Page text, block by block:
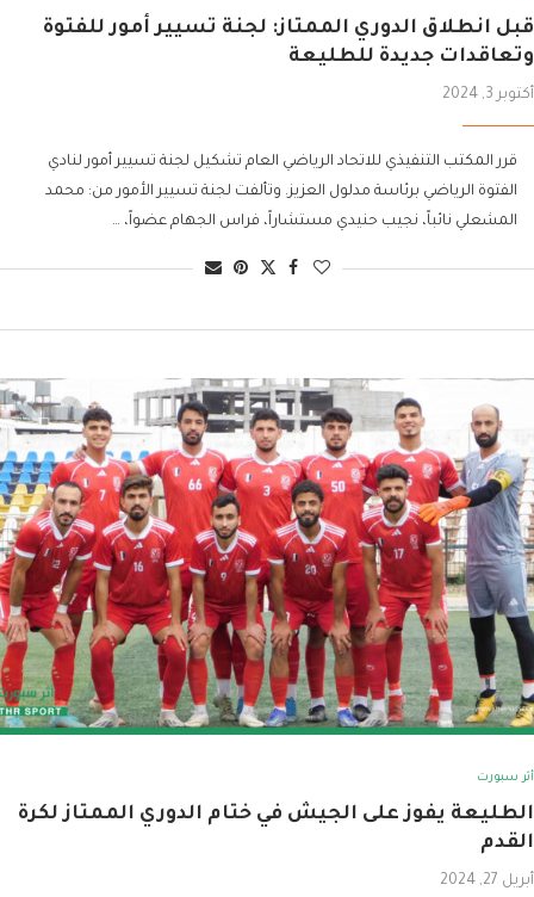
قبل انطلاق الدوري الممتاز: لجنة تسيير أمور للفتوة
وتعاقدات جديدة للطليعة
أكتوبر 3, 2024
قرر المكتب التنفيذي للاتحاد الرياضي العام تشكيل لجنة تسيير أمور لنادي
الفتوة الرياضي برئاسة مدلول العزيز. وتألفت لجنة تسيير الأمور من: محمد
المشعلي نائباً، نجيب حنيدي مستشاراً، فراس الجهام عضواً، …
أثر سبورت
الطليعة يفوز على الجيش في ختام الدوري الممتاز لكرة
القدم
أبريل 27, 2024